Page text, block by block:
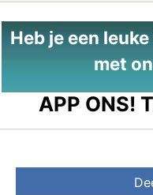
Heb je een
met
APP ONS!